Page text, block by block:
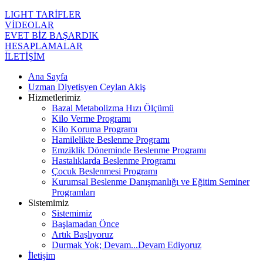
LIGHT TARİFLER
VİDEOLAR
EVET BİZ BAŞARDIK
HESAPLAMALAR
İLETİŞİM
Ana Sayfa
Uzman Diyetisyen Ceylan Akiş
Hizmetlerimiz
Bazal Metabolizma Hızı Ölçümü
Kilo Verme Programı
Kilo Koruma Programı
Hamilelikte Beslenme Programı
Emziklik Döneminde Beslenme Programı
Hastalıklarda Beslenme Programı
Çocuk Beslenmesi Programı
Kurumsal Beslenme Danışmanlığı ve Eğitim Seminer
Programları
Sistemimiz
Sistemimiz
Başlamadan Önce
Artık Başlıyoruz
Durmak Yok; Devam...Devam Ediyoruz
İletişim